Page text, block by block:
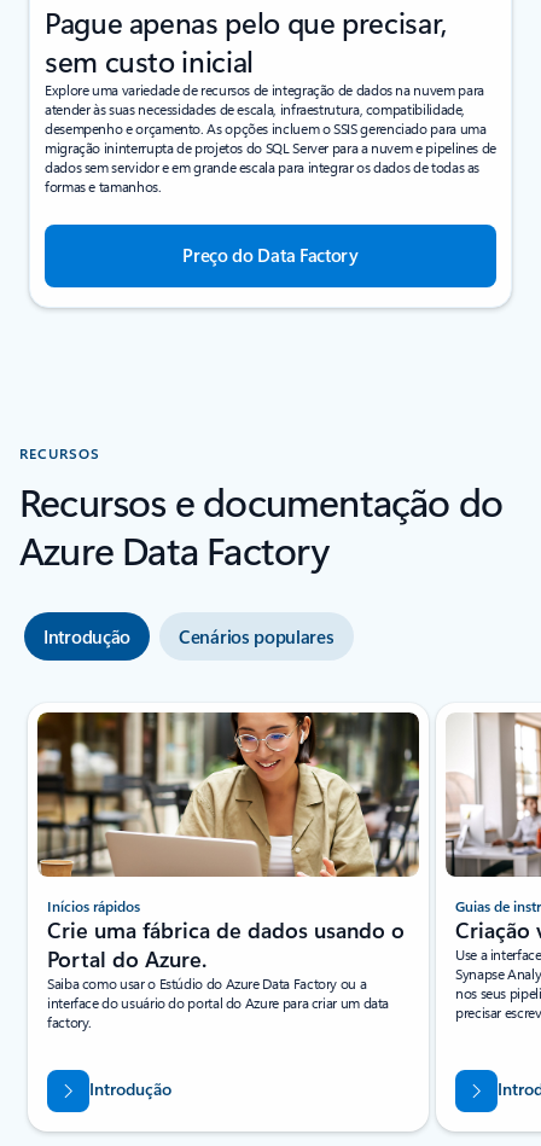
Pague apenas pelo que precisar,
sem custo inicial
Explore uma variedade de recursos de integração de dados na nuvem para
atender às suas necessidades de escala, infraestrutura, compatibilidade,
desempenho e orçamento. As opções incluem o SSIS gerenciado para uma
migração ininterrupta de projetos do SQL Server para a nuvem e pipelines de
dados sem servidor e em grande escala para integrar os dados de todas as
formas e tamanhos.
Preço do Data Factory
RECURSOS
Recursos e documentação do
Azure Data Factory
Introdução Cenários populares
Inícios rápidos
Crie uma fábrica de dados usando o
Portal do Azure.
Saiba como usar o Estúdio do Azure Data Factory ou a
interface do usuário do portal do Azure para criar um data
factory.
Introdução
Guias de
Criação
Use a
Synapse
nos seus
precisar